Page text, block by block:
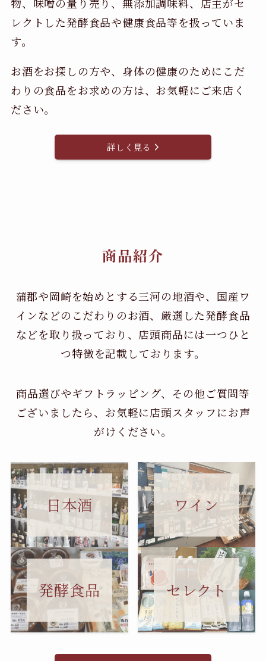
レクトした発酵食品や健康食品等を扱っていま
す。
お酒をお探しの方や、身体の健康のためにこだ
わりの食品をお求めの方は、お気軽にご来店く
ださい。
詳しく見る
商品紹介
蒲郡や岡崎を始めとする三河の地酒や、国産ワ
インなどのこだわりのお酒、 厳選した発酵食品
などを取り扱っており、店頭商品には一つひと
つ特徴を記載しております。
商品選びやギフトラッピング、その他ご質問等
ございましたら、お気軽に店頭スタッフにお声
がけください。
日本酒 ワイン
発酵食品 セレクト